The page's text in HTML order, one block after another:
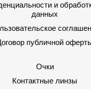
и
данных
публичной
Очки
Контактные линзы